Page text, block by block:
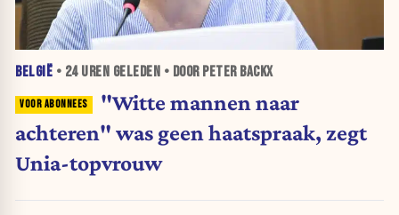
BELGIË • 24 UREN GELEDEN • DOOR PETER BACKX
"Witte mannen naar
achteren" was geen haatspraak, zegt
Unia-topvrouw